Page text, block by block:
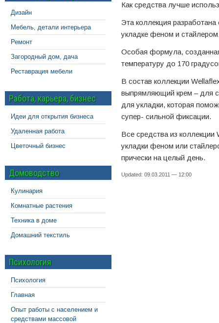
Как средства лучше
Эта коллекция
укладке феном и
Особая формула,
температуру до 170
В состав коллекции
выпрямляющий крем – для
для укладки, которая
супер- сильной фиксации.
Все средства из
укладки феном или
прически на целый день.
Updated: 09.03.2011 — 12:00
Дизайн
Мебель, детали интерьера
Ремонт
Загородный дом, дача
Реставрация мебели
Работа, карьера, бизнес
Идеи для открытия бизнеса
Удаленная работа
Цветочный бизнес
Домоводство
Кулинария
Комнатные растения
Техника в доме
Домашний текстиль
Психология
Психология
Главная
Опыт работы с населением и
средствами массовой